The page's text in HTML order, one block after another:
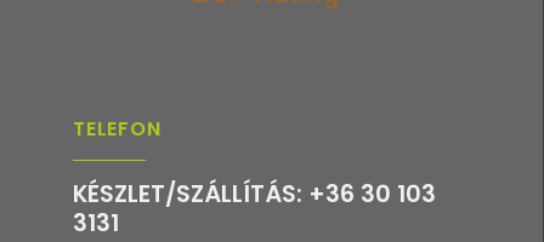
TELEFON
KÉSZLET/SZÁLLÍTÁS: +36 30 103
3131